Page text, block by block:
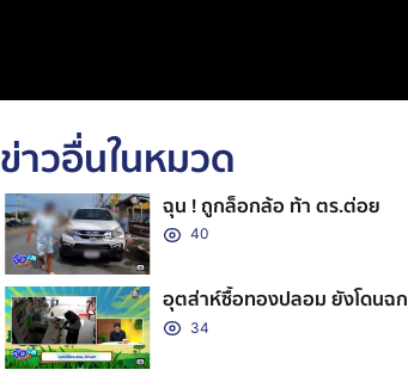
ข่าวอื่นในหมวด
ฉุน ! ถูกล็อกล้อ ท้า ตร.ต่อย
40
อุตส่าห์ซื้อทองปลอม ยังโดนฉก
34